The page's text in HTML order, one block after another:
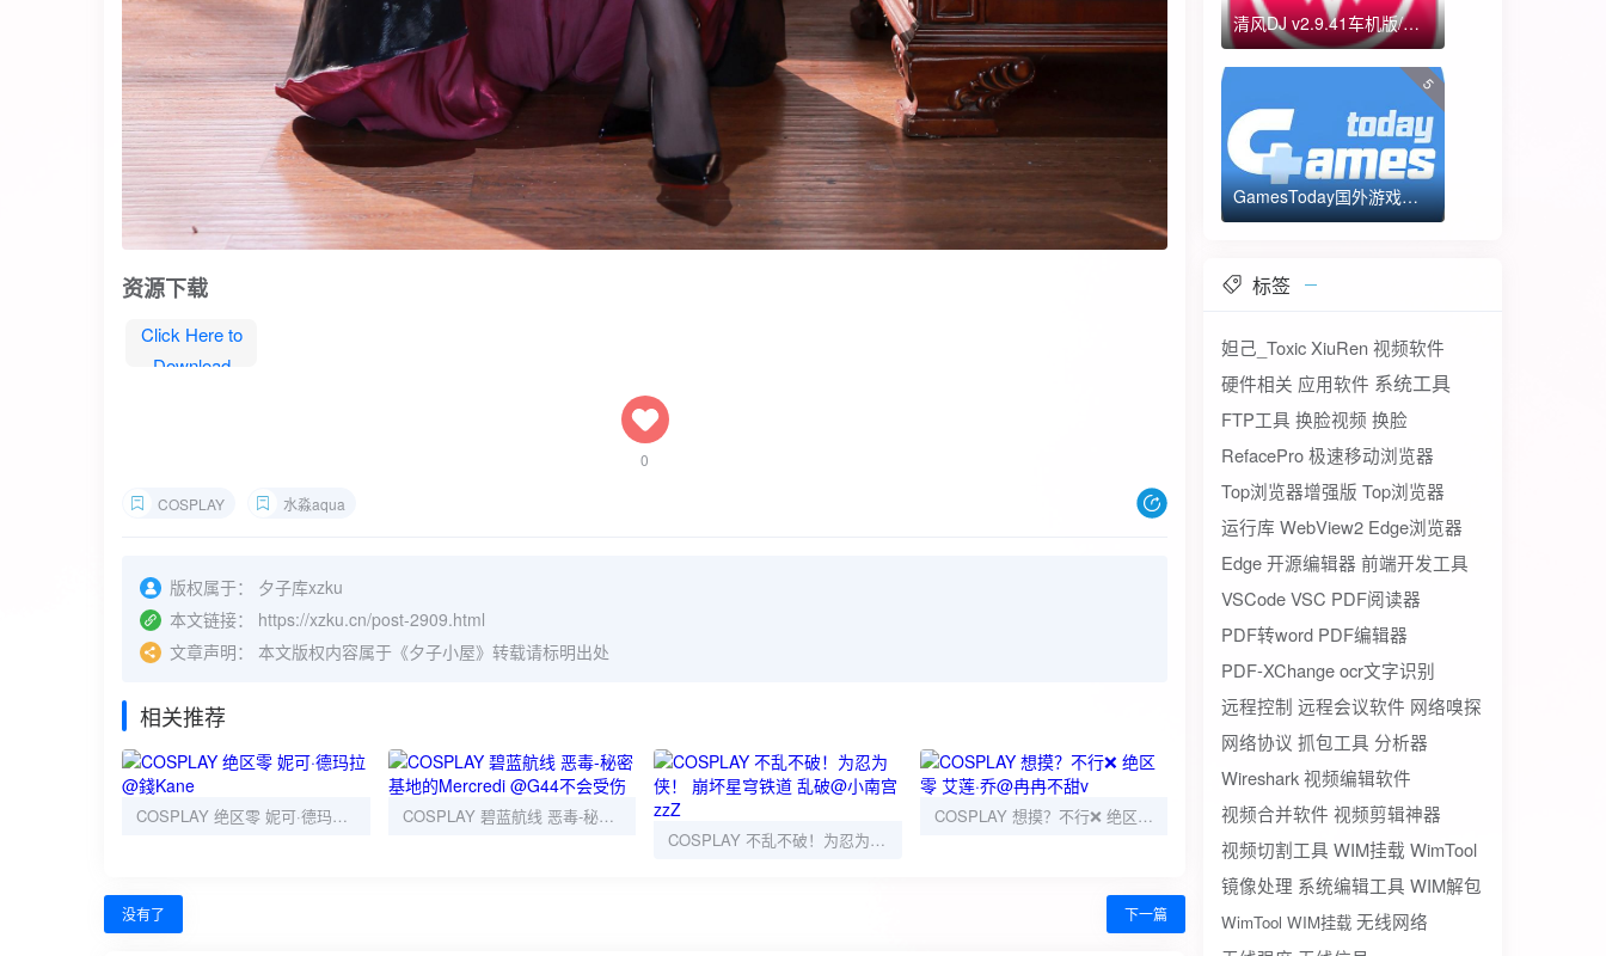
资源下载
Click Here to
Download
0
COSPLAY 水淼aqua
版权属于：
夕子库xzku
本文链接：
https://xzku.cn/post-2909.html
文章声明：
本文版权内容属于《夕子小屋》转载请标明出处
相关推荐
COSPLAY 绝区零 妮可·德玛拉@錢Kane
COSPLAY 碧蓝航线 恶毒-秘密基地的Mercredi @G44不会受伤
COSPLAY 不乱不破！为忍为侠！ 崩坏星穹铁道 乱破@小南宫zzZ
COSPLAY 想摸？不行❌ 绝区零 艾莲·乔@冉冉不甜v
没有了 下一篇
清风DJ v2.9.41车机版/手机版-全方位DJ舞曲
5
GamesToday国外游戏下载器 不需要T子
标签
妲己_ToxicXiuRen 视频软件
硬件相关 应用软件 系统工具
FTP工具 换脸视频 换脸
RefacePro极速移动浏览器
Top浏览器增强版 Top浏览器
运行库 WebView2 Edge浏览器
Edge开源编辑器 前端开发工具
VSCodeVSC PDF阅读器
PDF转word PDF编辑器
PDF-XChangeocr文字识别
远程控制 远程会议软件 网络嗅探
网络协议 抓包工具 分析器
Wireshark视频编辑软件
视频合并软件 视频剪辑神器
视频切割工具 WIM挂载 WimTool
镜像处理 系统编辑工具 WIM解包
WimTool WIM挂载 无线网络